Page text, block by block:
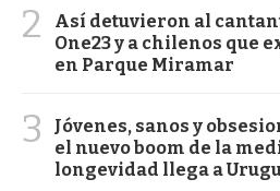
2
Así detuvieron al
One23 y a chilenos que
en Parque Miramar
3
Jóvenes, sanos y
el nuevo boom de la
longevidad llega a